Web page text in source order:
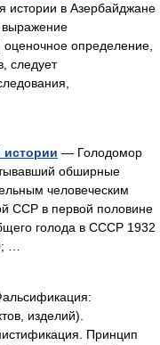
в Азербайджане
выражение
определение,
следует
— Голодомор
обширные
человеческим
ССР в первой половине
голода в СССР 1932
…
изделий).
Принцип